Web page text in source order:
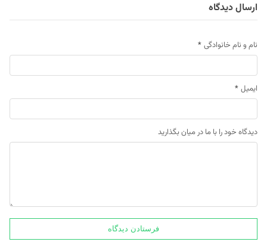
ارسال دیدگاه
نام و نام خانوادگی *
ایمیل *
دیدگاه خود را با ما در میان بگذارید